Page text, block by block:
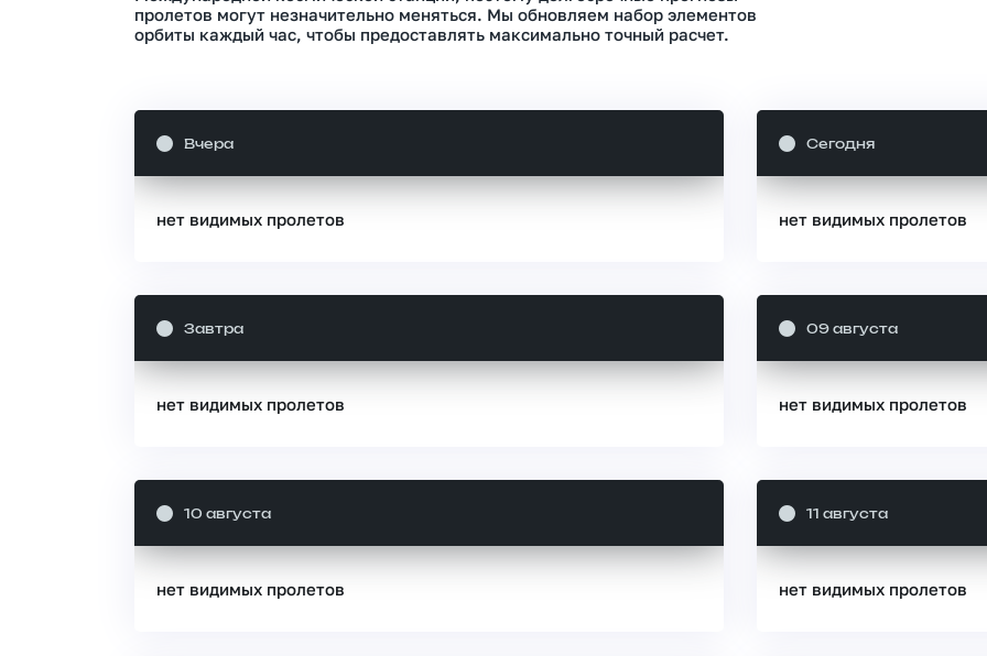
пролетов могут незначительно меняться. Мы обновляем набор элементов
орбиты каждый час, чтобы предоставлять максимально точный расчет.
Вчера
нет видимых пролетов
Сегодня
нет видимых пролетов
Завтра
нет видимых пролетов
09 августа
нет видимых пролетов
10 августа
нет видимых пролетов
11 августа
нет видимых пролетов